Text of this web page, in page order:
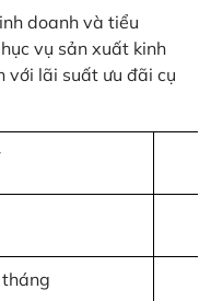
doanh và tiểu
vụ sản xuất kinh
với lãi suất ưu đãi cụ